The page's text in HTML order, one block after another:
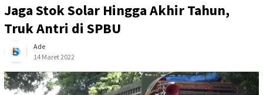
Jaga Stok Solar Hingga Akhir Tahun,
Truk Antri di SPBU
Ade
14 Maret 2022